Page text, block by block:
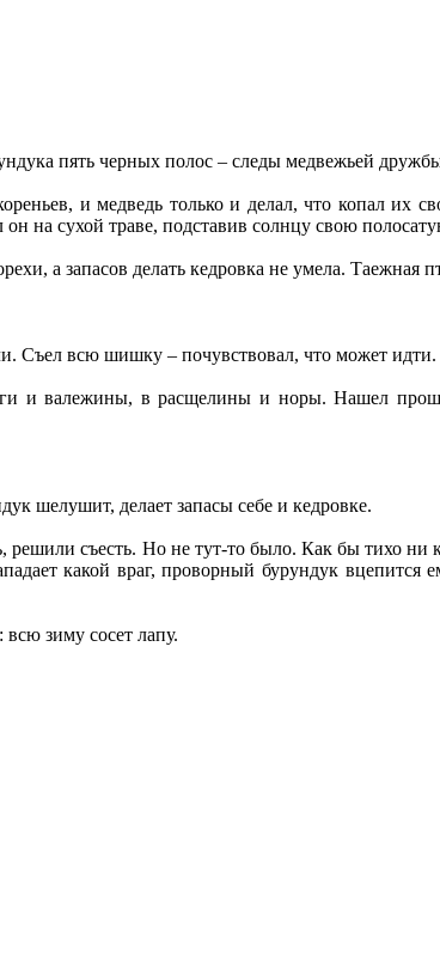
пять черных полос – следы медвежьей
и медведь только и делал, что копал их
на сухой траве, подставив солнцу свою
а запасов делать кедровка не умела.
Съел всю шишку – почувствовал, что может идти.
и валежины, в расщелины и норы. Нашел
шелушит, делает запасы себе и кедровке.
съесть. Но не тут-то было. Как бы тихо ни
какой враг, проворный бурундук
всю зиму сосет лапу.